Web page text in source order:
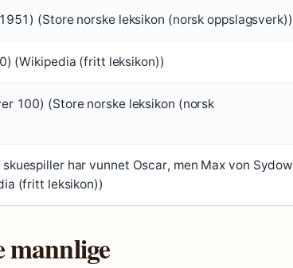
(Store norske leksikon (norsk oppslagsverk))
(Wikipedia (fritt leksikon))
100) (Store norske leksikon (norsk
har vunnet Oscar, men Max von Sydow
(fritt leksikon))
mannlige